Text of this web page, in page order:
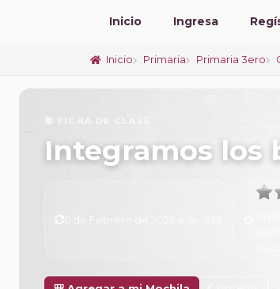
Inicio Ingresa
Inicio Primaria Primaria 3ero
📚 FICHA DE CLASE
Integramos los